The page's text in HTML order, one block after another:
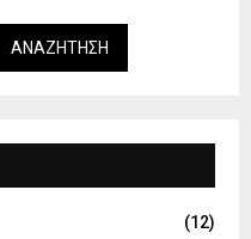
ΑΝΑΖΉΤΗΣΗ
(12)